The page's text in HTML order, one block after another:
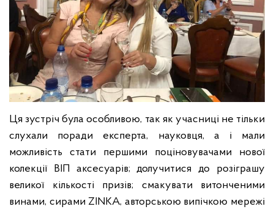
Ця зустріч була особливою, так як учасниці не тільки
слухали поради експерта, науковця, а і мали
можливість стати першими поціновувачами нової
колекції ВІП аксесуарів; долучитися до розіграшу
великої кількості призів; смакувати витонченими
винами, сирами ZINKA, авторською випічкою мережі